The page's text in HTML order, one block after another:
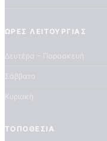
ΏΡΕΣ ΛΕΙΤΟΥΡΓΊΑΣ
Δευτέρα – Παρασκευή
Σάββατο
Κυριακή
ΤΟΠΟΘΕΣΊΑ